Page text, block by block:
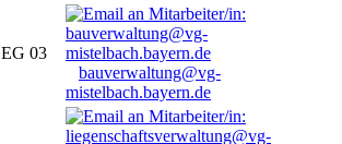
EG 03
bauverwaltung@vg-
mistelbach.bayern.de